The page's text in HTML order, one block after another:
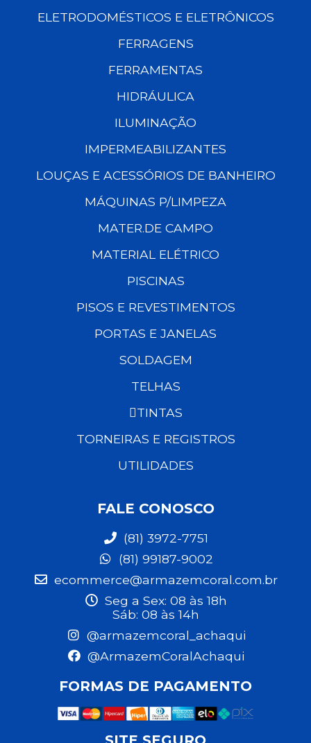
ELETRODOMÉSTICOS E ELETRÔNICOS
FERRAGENS
FERRAMENTAS
HIDRÁULICA
ILUMINAÇÃO
IMPERMEABILIZANTES
LOUÇAS E ACESSÓRIOS DE BANHEIRO
MÁQUINAS P/LIMPEZA
MATER.DE CAMPO
MATERIAL ELÉTRICO
PISCINAS
PISOS E REVESTIMENTOS
PORTAS E JANELAS
SOLDAGEM
TELHAS
TINTAS
TORNEIRAS E REGISTROS
UTILIDADES
FALE CONOSCO
(81) 3972-7751
(81) 99187-9002
ecommerce@armazemcoral.com.br
Seg a Sex: 08 às 18h
Sáb: 08 às 14h
@armazemcoral_achaqui
@ArmazemCoralAchaqui
FORMAS DE PAGAMENTO